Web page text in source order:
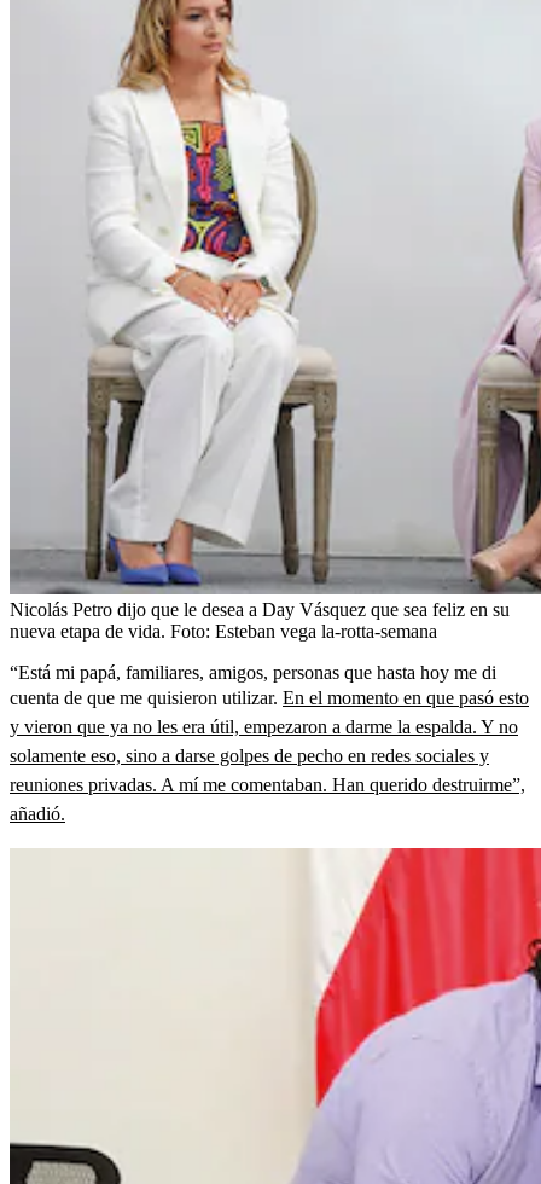
Nicolás Petro dijo que le desea a Day Vásquez que sea feliz en su
nueva etapa de vida. Foto: Esteban vega la-rotta-semana
“Está mi papá, familiares, amigos, personas que hasta hoy me di
cuenta de que me quisieron utilizar. En el momento en que pasó esto
y vieron que ya no les era útil, empezaron a darme la espalda. Y no
solamente eso, sino a darse golpes de pecho en redes sociales y
reuniones privadas. A mí me comentaban. Han querido destruirme”,
añadió.